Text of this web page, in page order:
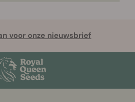
voor onze nieuwsbrief